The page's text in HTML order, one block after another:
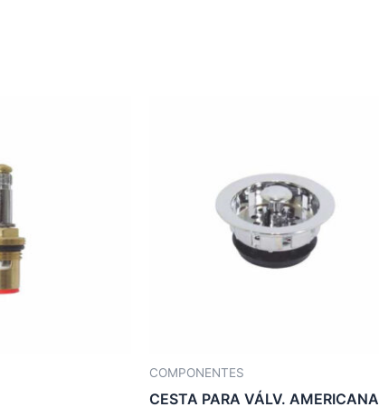
COMPONENTES
CESTA PARA VÁLV. AMERICANA